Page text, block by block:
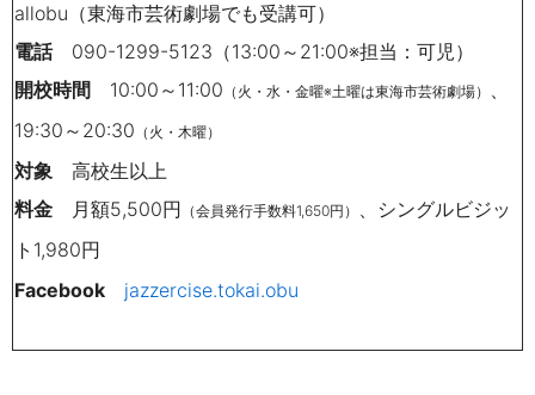
allobu（東海市芸術劇場でも受講可）
電話090-1299-5123（13:00～21:00※担当：可児）
開校時間 10:00～11:00 （火・水・金曜※土曜は東海市芸術劇場） 、
19:30～20:30 （火・木曜）
対象 高校生以上
料金 月額5,500円 （会員発行手数料1,650円） 、シングルビジッ
ト1,980円
Facebook jazzercise.tokai.obu